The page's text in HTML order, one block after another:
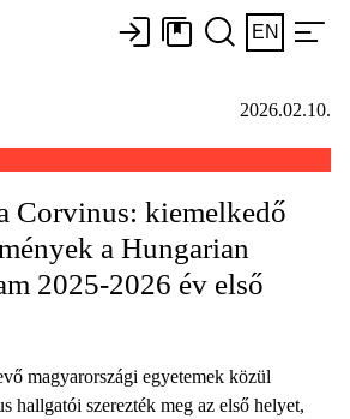
EN
2026.02.10.
Corvinus: kiemelkedő
a Hungarian
2025-2026 év első
magyarországi egyetemek közül
hallgatói szerezték meg az első helyet,